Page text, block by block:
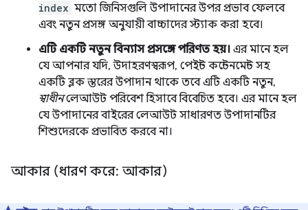
index মতো জিনিসগুলি উপাদানের উপর প্রভাব ফেলবে
এবং নতুন প্রসঙ্গ অনুযায়ী বাচ্চাদের স্ট্যাক করা হবে।
এটি একটি নতুন বিন্যাস প্রসঙ্গে পরিণত হয়। এর মানে হল
যে আপনার যদি, উদাহরণস্বরূপ, পেইন্ট কন্টেনমেন্ট সহ
একটি ব্লক স্তরের উপাদান থাকে তবে এটি একটি নতুন,
স্বাধীনলেআউট পরিবেশ হিসাবে বিবেচিত হবে। এর মানে হল
যে উপাদানের বাইরের লেআউট সাধারণত উপাদানটির
শিশুদেরকে প্রভাবিত করবে না।
আকার (ধারণ করে: আকার)